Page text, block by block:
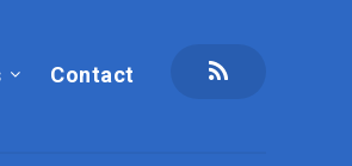
Contact